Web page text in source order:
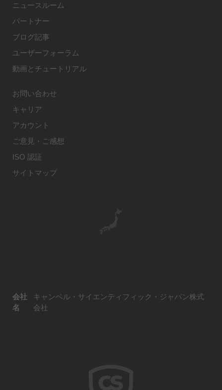
ニュースルーム
パートナー
ブログ記事
ユーザーフォーラム
動画とチュートリアル
お問い合わせ
キャリア
アカウント
ご意見・ご感想
ISO 認証
サイトマップ
会社
名
キャンベル・サイエンティフィック・ジャパン株式
会社